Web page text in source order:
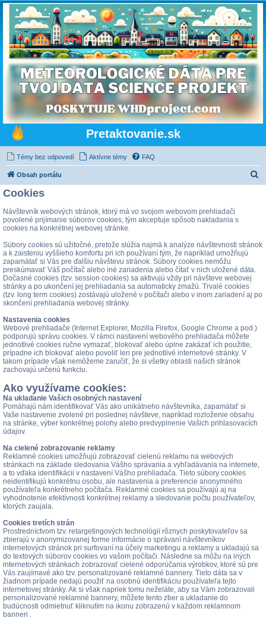
Pretaktovanie.sk
Témy bez odpovedí Aktívne témy FAQ
Obsah portálu
ť
Cookies
Návštevník webových stránok, ktorý má vo svojom webovom prehliadači
povolené prijímanie súborov cookies, tým akceptuje spôsob nakladania s
cookies na konkrétnej webovej stránke.
Súbory cookies sú užitočné, pretože slúžia najmä k analýze návštevnosti stránok
a k zaisteniu vyššieho komfortu pri ich používaní tým, že napríklad umožňujú
zapamätať si Vás pre ďalšiu návštevu stránok. Súbory cookies nemôžu
preskúmavať Váš počítač alebo iné zariadenia alebo čítať v nich uložené dáta.
Dočasné cookies (tzv. session cookies) sa aktivujú vždy pri návšteve webovej
stránky a po ukončení jej prehliadania sa automaticky zmažú. Trvalé cookies
(tzv. long term cookies) zostávajú uložené v počítači alebo v inom zariadení aj po
skončení prehliadania webovej stránky.
Nastavenia cookies
Webové prehliadače (Internet Explorer, Mozilla Firefox, Google Chrome a pod.)
podporujú správu cookies. V rámci nastavení webového prehliadača môžete
jednotlivé cookies ručne vymazať, blokovať alebo úplne zakázať ich použitie,
prípadne ich blokovať alebo povoliť len pre jednotlivé internetové stránky. V
takom prípade však nemôžeme zaručiť, že si všetky oblasti našich stránok
zachovajú určenú funkciu.
Ako využívame cookies:
Na ukladanie Vašich osobných nastavení
Pomáhajú nám identifikovať Vás ako unikátneho návštevníka, zapamätať si
Vaše nastavenie zvolené pri poslednej návšteve, napríklad rozloženie obsahu
na stránke, výber konkrétnej polohy alebo predvyplnenie Vašich prihlasovacích
údajov.
Na cielené zobrazovanie reklamy
Reklamné cookies umožňujú zobrazovať cielenú reklamu na webových
stránkach na základe sledovania Vášho správania a vyhľadávania na internete,
a to vďaka identifikácii v nastavení Vášho prehliadača. Tieto súbory cookies
neidentifikujú konkrétnu osobu, ale nastavenia a preferencie anonymného
používateľa konkrétneho počítača. Reklamné cookies sa používajú aj na
vyhodnotenie efektívnosti konkrétnej reklamy a sledovanie počtu používateľov,
ktorých zaujala.
Cookies tretích strán
Prostredníctvom tzv. retargetingových technológií rôznych poskytovateľov sa
zbierajú v anonymizovanej forme informácie o správaní návštevníkov
internetových stránok pri surfovaní na účely marketingu a reklamy a ukladajú sa
do textových súborov cookies vo vašom počítači. Následne sa môžu na iných
internetových stránkach zobrazovať cielené odporúčania výrobkov, ktoré sú pre
Vás zaujímavé ako tzv. personalizované reklamné bannery. Tieto dáta sa v
žiadnom prípade nedajú použiť na osobnú identifikáciu používateľa tejto
internetovej stránky. Ak si však napriek tomu neželáte, aby sa Vám zobrazovali
personalizované reklamné bannery, môžete tento zber a ukladanie do
budúcnosti odmietnuť kliknutím na ikonu zobrazenú v každom reklamnom
banneri .